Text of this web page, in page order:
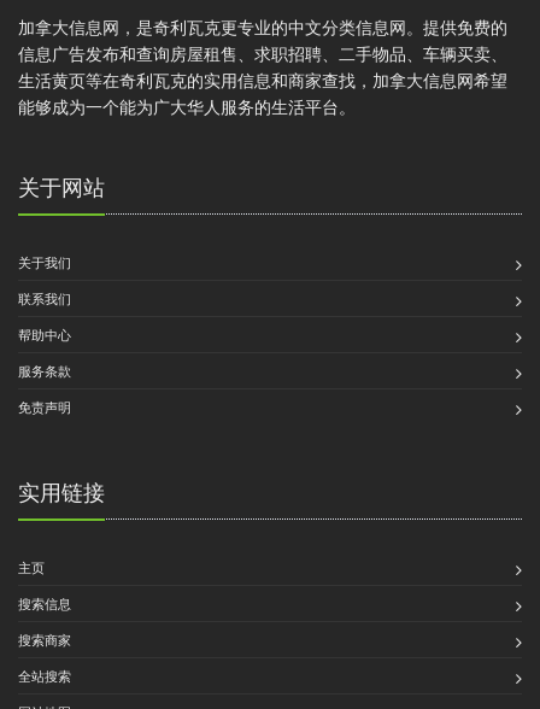
加拿大信息网，是奇利瓦克更专业的中文分类信息网。提供免费的
信息广告发布和查询房屋租售、求职招聘、二手物品、车辆买卖、
生活黄页等在奇利瓦克的实用信息和商家查找，加拿大信息网希望
能够成为一个能为广大华人服务的生活平台。
关于网站
关于我们
联系我们
帮助中心
服务条款
免责声明
实用链接
主页
搜索信息
搜索商家
全站搜索